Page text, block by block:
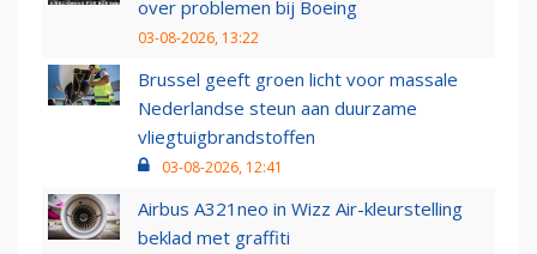
over problemen bij Boeing
03-08-2026, 13:22
Brussel geeft groen licht voor massale
Nederlandse steun aan duurzame
vliegtuigbrandstoffen
03-08-2026, 12:41
Airbus A321neo in Wizz Air-kleurstelling
beklad met graffiti